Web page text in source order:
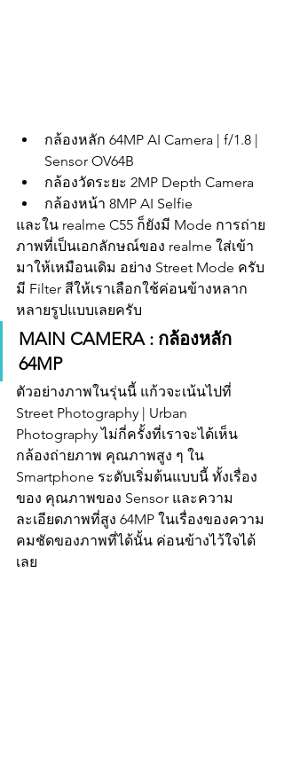
กล้องหลัก 64MP AI Camera | f/1.8 |
Sensor OV64B
กล้องวัดระยะ 2MP Depth Camera
กล้องหน้า 8MP AI Selfie
และใน realme C55 ก็ยังมี Mode การถ่าย
ภาพที่เป็นเอกลักษณ์ของ realme ใส่เข้า
มาให้เหมือนเดิม อย่าง Street Mode ครับ
มี Filter สีให้เราเลือกใช้ค่อนข้างหลาก
หลายรูปแบบเลยครับ
MAIN CAMERA : กล้องหลัก
64MP
ตัวอย่างภาพในรุ่นนี้ แก้วจะเน้นไปที่
Street Photography | Urban
Photography ไม่กี่ครั้งที่เราจะได้เห็น
กล้องถ่ายภาพ คุณภาพสูง ๆ ใน
Smartphone ระดับเริ่มต้นแบบนี้ ทั้งเรื่อง
ของ คุณภาพของ Sensor และความ
ละเอียดภาพที่สูง 64MP ในเรื่องของความ
คมชัดของภาพที่ได้นั้น ค่อนข้างไว้ใจได้
เลย